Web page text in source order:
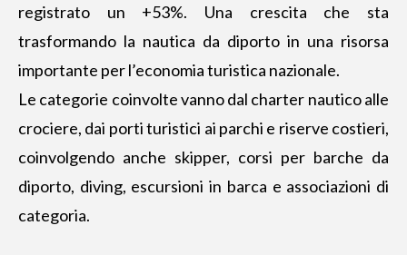
registrato un +53%. Una crescita che sta
trasformando la nautica da diporto in una risorsa
importante per l’economia turistica nazionale.
Le categorie coinvolte vanno dal charter nautico alle
crociere, dai porti turistici ai parchi e riserve costieri,
coinvolgendo anche skipper, corsi per barche da
diporto, diving, escursioni in barca e associazioni di
categoria.